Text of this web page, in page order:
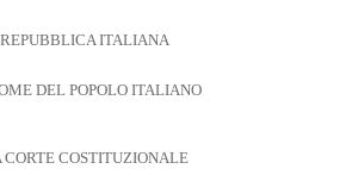
REPUBBLICA ITALIANA
DEL POPOLO ITALIANO
CORTE COSTITUZIONALE